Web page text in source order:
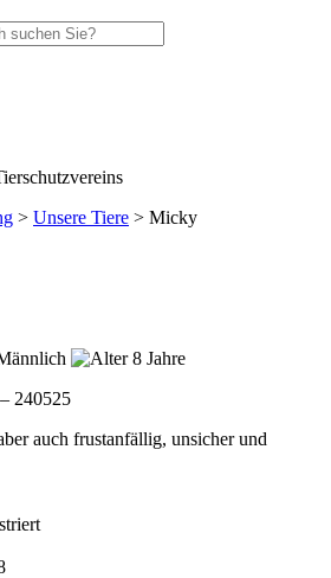
> Unsere Tiere > Micky
8 Jahre
240525
auch frustanfällig, unsicher und